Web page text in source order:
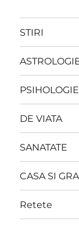
STIRI
PSIHOLOGIE
DE VIATA
SANATATE
CASA SI
Retete